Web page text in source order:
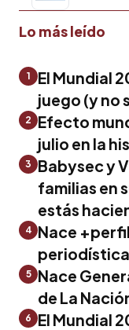
Lo más leído
1
El Mundial
juego (y no
2
Efecto
julio en la
3
Babysec y
familias en
estás
4 Nace
periodística
5
Nace
de La
6
El Mundial